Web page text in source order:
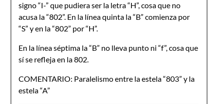
signo “I-” que pudiera ser la letra “H”, cosa que no
acusa la “802”. En la línea quinta la “B” comienza por
“S” y en la “802” por “H”.
En la línea séptima la “B” no lleva punto ni “f”, cosa que
sí se refleja en la 802.
COMENTARIO: Paralelismo entre la estela “803” y la
estela “A”